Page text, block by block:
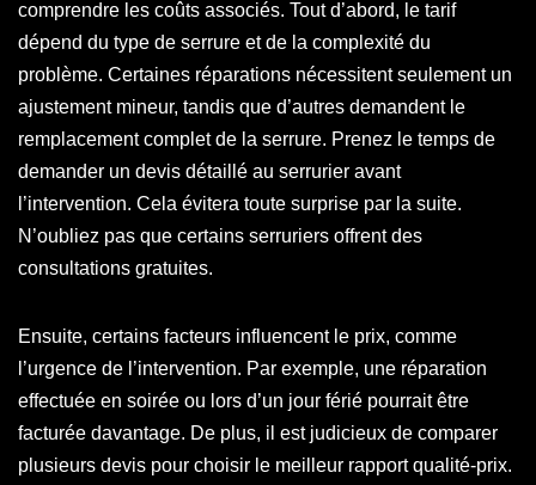
comprendre les coûts associés. Tout d’abord, le tarif
dépend du type de serrure et de la complexité du
problème. Certaines réparations nécessitent seulement un
ajustement mineur, tandis que d’autres demandent le
remplacement complet de la serrure. Prenez le temps de
demander un devis détaillé au serrurier avant
l’intervention. Cela évitera toute surprise par la suite.
N’oubliez pas que certains serruriers offrent des
consultations gratuites.
Ensuite, certains facteurs influencent le prix, comme
l’urgence de l’intervention. Par exemple, une réparation
effectuée en soirée ou lors d’un jour férié pourrait être
facturée davantage. De plus, il est judicieux de comparer
plusieurs devis pour choisir le meilleur rapport qualité-prix.